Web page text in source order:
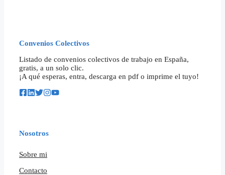
Convenios Colectivos
Listado de convenios colectivos de trabajo en España,
gratis, a un solo clic.
¡A qué esperas, entra, descarga en pdf o imprime el tuyo!
Nosotros
Sobre mi
Contacto